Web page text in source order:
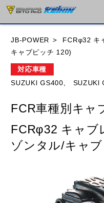
車種検索
HONDA YAMAHA
KAWASAKI BMW
HUSQVANA KTM
TRIUMPH
JB-POWER
FCRφ32 キ
キャブピッチ 120)
対応車種
SUZUKI GS400,
SUZUKI
FCR車種別キャ
FCRφ32 キャブ
ゾンタル/キャ